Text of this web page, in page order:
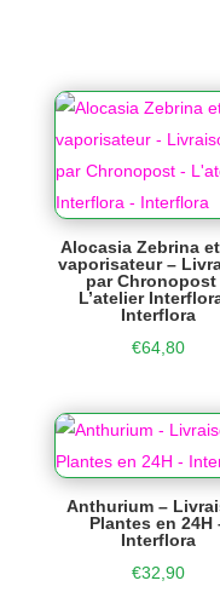
Alocasia Zebrina
vaporisateur –
par Chronopost
L’atelier
Interflora
€64,80
Anthurium –
Plantes en 24H
Interflora
€32,90